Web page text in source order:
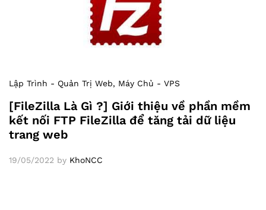
Lập Trình - Quản Trị Web, Máy Chủ - VPS
[FileZilla Là Gì ?] Giới thiệu về phần mềm
kết nối FTP FileZilla để tăng tải dữ liệu
trang web
19/05/2022 by KhoNCC